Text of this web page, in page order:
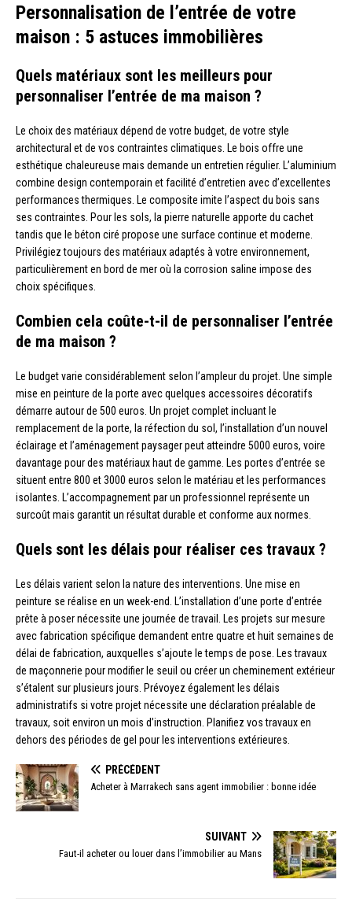
Personnalisation de l’entrée de votre
maison : 5 astuces immobilières
Quels matériaux sont les meilleurs pour
personnaliser l’entrée de ma maison ?
Le choix des matériaux dépend de votre budget, de votre style
architectural et de vos contraintes climatiques. Le bois offre une
esthétique chaleureuse mais demande un entretien régulier. L’aluminium
combine design contemporain et facilité d’entretien avec d’excellentes
performances thermiques. Le composite imite l’aspect du bois sans
ses contraintes. Pour les sols, la pierre naturelle apporte du cachet
tandis que le béton ciré propose une surface continue et moderne.
Privilégiez toujours des matériaux adaptés à votre environnement,
particulièrement en bord de mer où la corrosion saline impose des
choix spécifiques.
Combien cela coûte-t-il de personnaliser l’entrée
de ma maison ?
Le budget varie considérablement selon l’ampleur du projet. Une simple
mise en peinture de la porte avec quelques accessoires décoratifs
démarre autour de 500 euros. Un projet complet incluant le
remplacement de la porte, la réfection du sol, l’installation d’un nouvel
éclairage et l’aménagement paysager peut atteindre 5000 euros, voire
davantage pour des matériaux haut de gamme. Les portes d’entrée se
situent entre 800 et 3000 euros selon le matériau et les performances
isolantes. L’accompagnement par un professionnel représente un
surcoût mais garantit un résultat durable et conforme aux normes.
Quels sont les délais pour réaliser ces travaux ?
Les délais varient selon la nature des interventions. Une mise en
peinture se réalise en un week-end. L’installation d’une porte d’entrée
prête à poser nécessite une journée de travail. Les projets sur mesure
avec fabrication spécifique demandent entre quatre et huit semaines de
délai de fabrication, auxquelles s’ajoute le temps de pose. Les travaux
de maçonnerie pour modifier le seuil ou créer un cheminement extérieur
s’étalent sur plusieurs jours. Prévoyez également les délais
administratifs si votre projet nécessite une déclaration préalable de
travaux, soit environ un mois d’instruction. Planifiez vos travaux en
dehors des périodes de gel pour les interventions extérieures.
PRÉCÉDENT
Acheter à Marrakech sans agent immobilier : bonne idée
SUIVANT
Faut-il acheter ou louer dans l’immobilier au Mans